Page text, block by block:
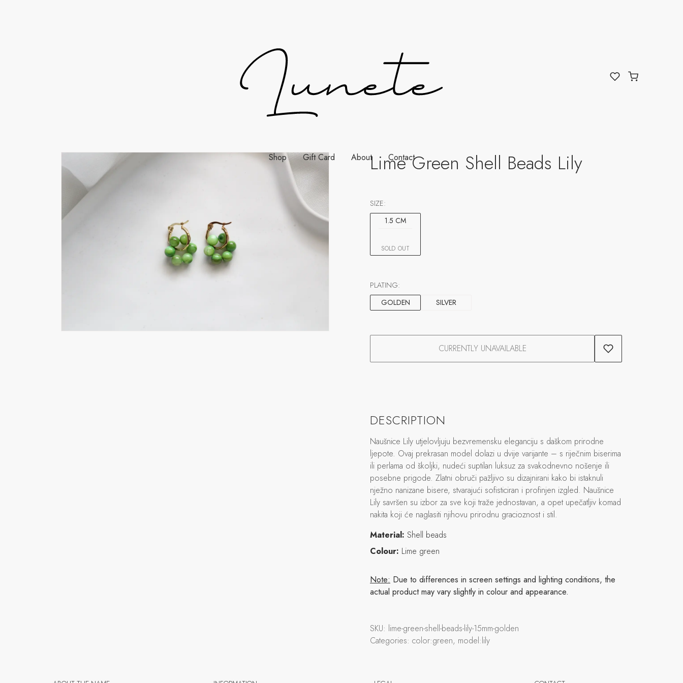
Shop Gift Card About Contact
Lime Green Shell Beads Lily
SIZE:
1.5 CM
SOLD OUT
PLATING:
GOLDEN
SILVER
CURRENTLY UNAVAILABLE
DESCRIPTION
Naušnice Lily utjelovljuju bezvremensku eleganciju s daškom prirodne
ljepote. Ovaj prekrasan model dolazi u dvije varijante – s riječnim biserima
ili perlama od školjki, nudeći suptilan luksuz za svakodnevno nošenje ili
posebne prigode. Zlatni obruči pažljivo su dizajnirani kako bi istaknuli
nježno nanizane bisere, stvarajući sofisticiran i profinjen izgled. Naušnice
Lily savršen su izbor za sve koji traže jednostavan, a opet upečatljiv komad
nakita koji će naglasiti njihovu prirodnu gracioznost i stil.
Material: Shell beads
Colour: Lime green
Note: Due to differences in screen settings and lighting conditions, the
actual product may vary slightly in colour and appearance.
SKU: lime-green-shell-beads-lily-15mm-golden
Categories: color:green, model:lily